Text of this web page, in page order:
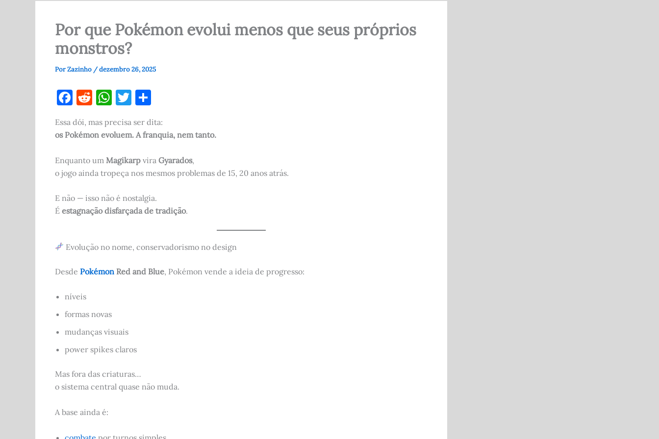
Por que Pokémon evolui menos que seus próprios
monstros?
PorZazinho /dezembro 26, 2025
F
c
e
b
o
o
k
R
d
di
t
W
at
s
A
p
p
T
it
te
r
ar
e
Essa dói, mas precisa ser dita:
os Pokémon evoluem. A franquia, nem tanto.
Enquanto um Magikarp vira Gyarados,
o jogo ainda tropeça nos mesmos problemas de 15, 20 anos atrás.
E não — isso não é nostalgia.
É estagnação disfarçada de tradição.
Evolução no nome, conservadorismo no design
Desde Pokémon Red and Blue, Pokémon vende a ideia de progresso:
níveis
formas novas
mudanças visuais
power spikes claros
Mas fora das criaturas…
o sistema central quase não muda.
A base ainda é: